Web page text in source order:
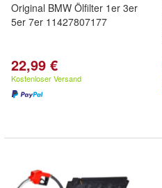
Original BMW Ölfilter 1er 3er
5er 7er 11427807177
22,99 €
Kostenloser Versand